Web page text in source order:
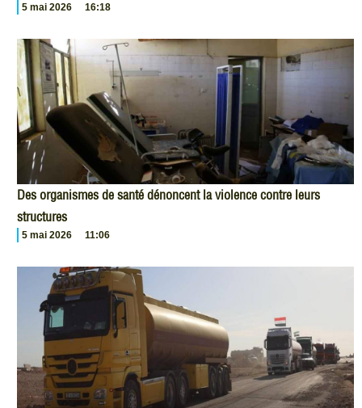
5 mai 2026 16:18
Des organismes de santé dénoncent la violence contre leurs
structures
5 mai 2026 11:06